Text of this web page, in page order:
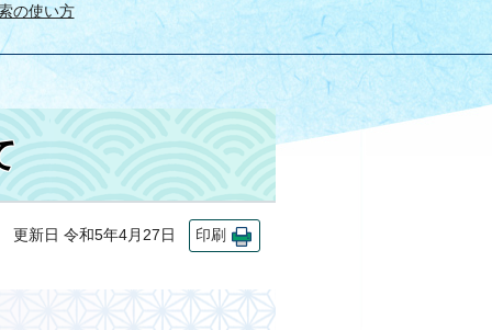
の使い方
更新日 令和5年4月27日 印刷